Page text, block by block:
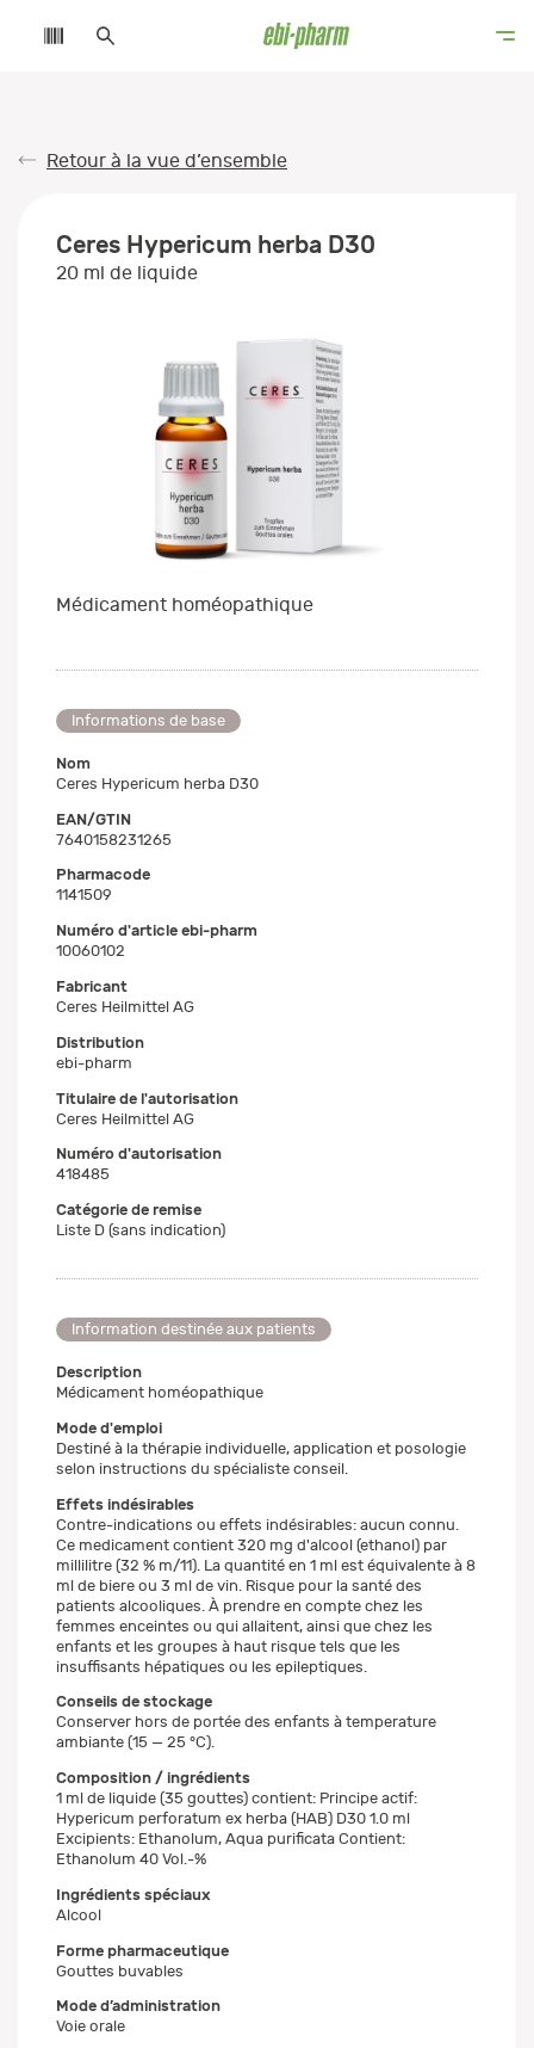
Retour à la vue d’ensemble
Ceres Hypericum herba D30
20 ml de liquide
Médicament homéopathique
Informations de base
Nom
Ceres Hypericum herba D30
EAN/GTIN
7640158231265
Pharmacode
1141509
Numéro d'article ebi-pharm
10060102
Fabricant
Ceres Heilmittel AG
Distribution
ebi-pharm
Titulaire de l'autorisation
Ceres Heilmittel AG
Numéro d'autorisation
418485
Catégorie de remise
Liste D (sans indication)
Information destinée aux patients
Description
Médicament homéopathique
Mode d'emploi
Destiné à la thérapie individuelle, application et posologie
selon instructions du spécialiste conseil.
Effets indésirables
Contre-indications ou effets indésirables: aucun connu.
Ce medicament contient 320 mg d'alcool (ethanol) par
millilitre (32 % m/11). La quantité en 1 ml est équivalente à 8
ml de biere ou 3 ml de vin. Risque pour la santé des
patients alcooliques. À prendre en compte chez les
femmes enceintes ou qui allaitent, ainsi que chez les
enfants et les groupes à haut risque tels que les
insuffisants hépatiques ou les epileptiques.
Conseils de stockage
Conserver hors de portée des enfants à temperature
ambiante (15 — 25 °C).
Composition / ingrédients
1 ml de liquide (35 gouttes) contient: Principe actif:
Hypericum perforatum ex herba (HAB) D30 1.0 ml
Excipients: Ethanolum, Aqua purificata Contient:
Ethanolum 40 Vol.-%
Ingrédients spéciaux
Alcool
Forme pharmaceutique
Gouttes buvables
Mode d’administration
Voie orale